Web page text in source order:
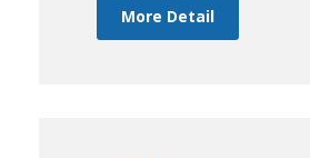
More Detail